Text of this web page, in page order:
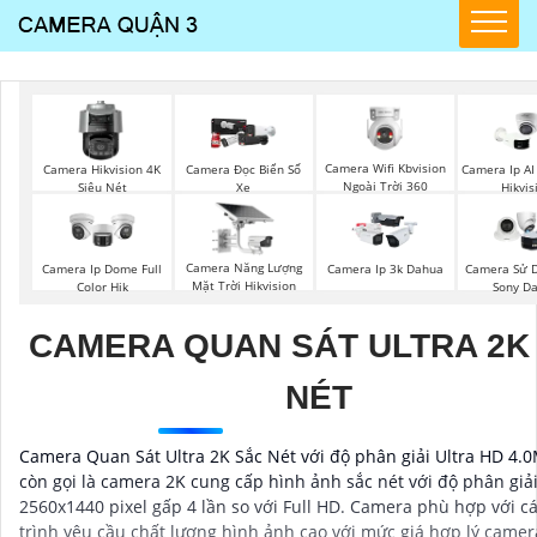
Camera Hikvision 4K
Siêu Nét
Camera Đọc Biển Số
Xe
Camera Wifi Kbvision
Ngoài Trời 360
Camera Ip
Camera Ip Dome Full
Color Hik
Camera Năng Lượng
Mặt Trời Hikvision
Camera Ip 3k Dahua
Camera Sử
Sony
CAMERA QUAN SÁT ULTRA
NÉT
Camera Quan Sát Ultra 2K Sắc Nét với độ phân giải Ultra HD
còn gọi là camera 2K cung cấp hình ảnh sắc nét với độ phân giải
2560x1440 pixel gấp 4 lần so với Full HD. Camera phù hợp với
trình yêu cầu chất lượng hình ảnh cao với mức giá hợp lý